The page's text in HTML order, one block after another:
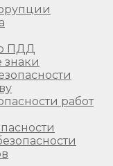
ПДД
работ